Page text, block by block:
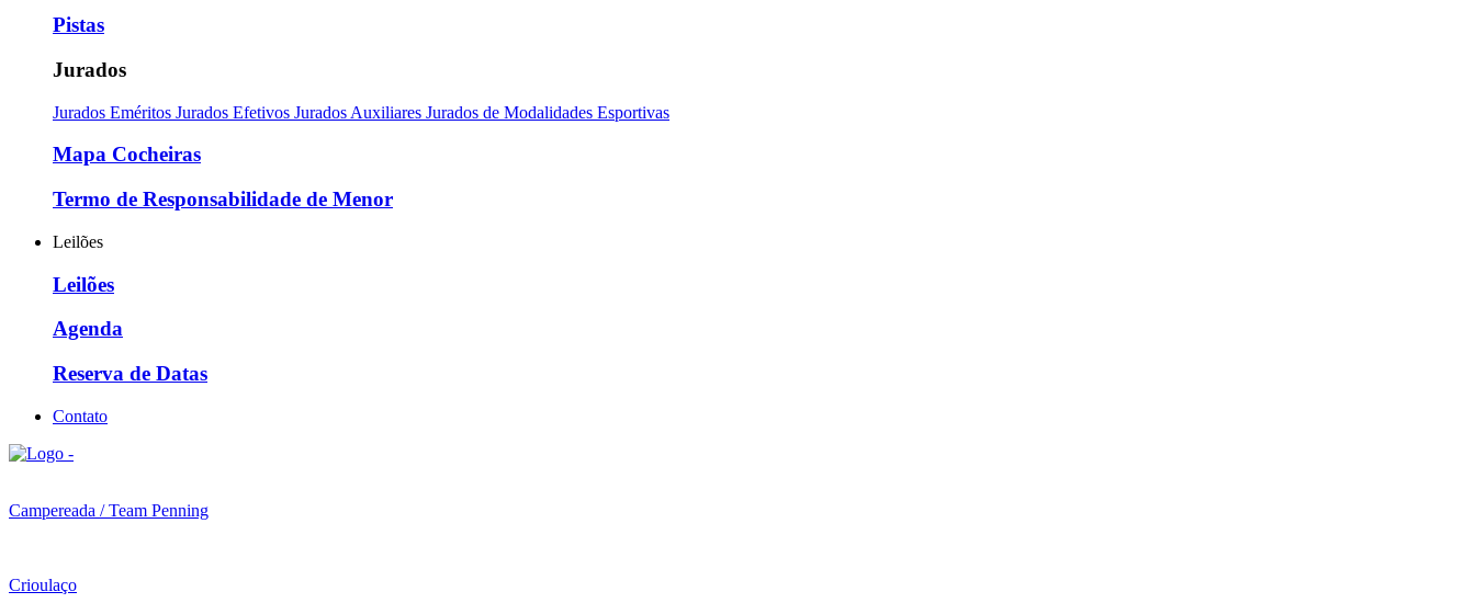
Pistas
Jurados
Jurados Eméritos Jurados Efetivos Jurados Auxiliares Jurados de Modalidades Esportivas
Mapa Cocheiras
Termo de Responsabilidade de Menor
Leilões
Leilões
Agenda
Reserva de Datas
Contato
Campereada / Team Penning
Crioulaço